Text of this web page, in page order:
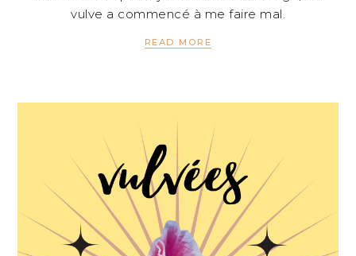
vulve a commencé à me faire mal.
READ MORE